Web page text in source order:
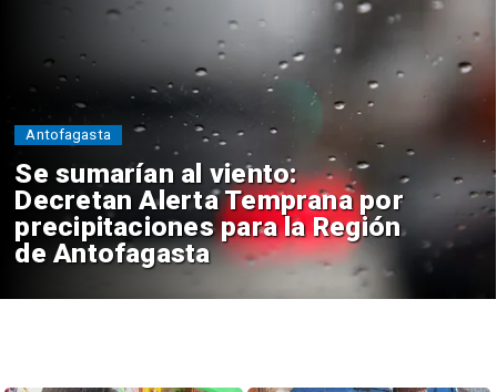
Se sumarían al viento:
Decretan Alerta Temprana por
precipitaciones para la Región
de Antofagasta
Antofagasta